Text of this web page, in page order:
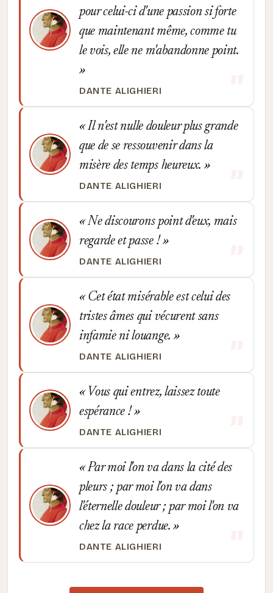
pour celui-ci d'une passion si forte
que maintenant même, comme tu
le vois, elle ne m'abandonne point.
DANTE ALIGHIERI
Il n'est nulle douleur plus grande
que de se ressouvenir dans la
misère des temps heureux.
DANTE ALIGHIERI
Ne discourons point d'eux, mais
regarde et passe !
DANTE ALIGHIERI
Cet état misérable est celui des
tristes âmes qui vécurent sans
infamie ni louange.
DANTE ALIGHIERI
Vous qui entrez, laissez toute
espérance !
DANTE ALIGHIERI
Par moi l'on va dans la cité des
pleurs ; par moi l'on va dans
l'éternelle douleur ; par moi l'on va
chez la race perdue.
DANTE ALIGHIERI